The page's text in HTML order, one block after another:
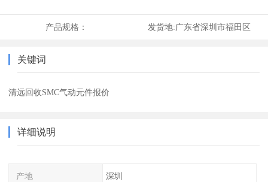
产品规格： 发货地:广东省深圳市福田区
关键词
清远回收SMC气动元件报价
详细说明
产地 深圳